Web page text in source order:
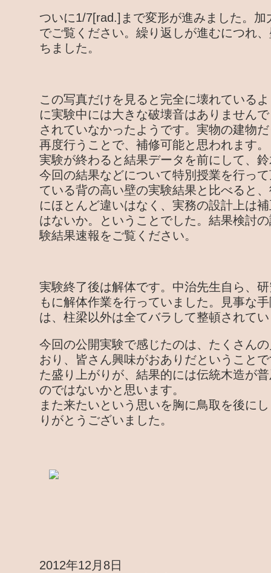
ついに1/7[rad.]まで変形が進みました。
でご覧ください。繰り返しが進むにつれ
ちました。
この写真だけを見ると完全に壊れている
に実験中には大きな破壊音はありません
されていなかったようです。実物の建物
再度行うことで、補修可能と思われます。
実験が終わると結果データを前にして、
今回の結果などについて特別授業を行っ
ている背の高い壁の実験結果と比べると
にほとんど違いはなく、実務の設計上は
はないか。ということでした。結果検討
験結果速報をご覧ください。
実験終了後は解体です。中治先生自ら、
もに解体作業を行っていました。見事な
は、柱梁以外は全てバラして整頓されて
今回の公開実験で感じたのは、たくさん
おり、皆さん興味がおありだということ
た盛り上がりが、結果的には伝統木造が
のではないかと思います。
また来たいという思いを胸に鳥取を後に
りがとうございました。
2012年12月8日